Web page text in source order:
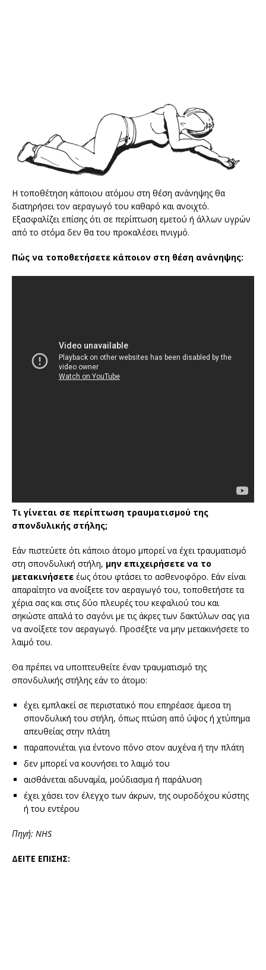
Η τοποθέτηση κάποιου ατόμου στη θέση ανάνηψης θα
διατηρήσει τον αεραγωγό του καθαρό και ανοιχτό.
Εξασφαλίζει επίσης ότι σε περίπτωση εμετού ή άλλων υγρών
από το στόμα δεν θα του προκαλέσει πνιγμό.
Πώς να τοποθετήσετε κάποιον στη θέση ανάνηψης:
Τι γίνεται σε περίπτωση τραυματισμού της
σπονδυλικής στήλης;
Εάν πιστεύετε ότι κάποιο άτομο μπορεί να έχει τραυματισμό
στη σπονδυλική στήλη, μην επιχειρήσετε να το
μετακινήσετε έως ότου φτάσει το ασθενοφόρο. Εάν είναι
απαραίτητο να ανοίξετε τον αεραγωγό του, τοποθετήστε τα
χέρια σας και στις δύο πλευρές του κεφαλιού του και
σηκώστε απαλά το σαγόνι με τις άκρες των δακτύλων σας για
να ανοίξετε τον αεραγωγό. Προσέξτε να μην μετακινήσετε το
λαιμό του.
Θα πρέπει να υποπτευθείτε έναν τραυματισμό της
σπονδυλικής στήλης εάν το άτομο:
έχει εμπλακεί σε περιστατικό που επηρέασε άμεσα τη
σπονδυλική του στήλη, όπως πτώση από ύψος ή χτύπημα
απευθείας στην πλάτη
παραπονιέται για έντονο πόνο στον αυχένα ή την πλάτη
δεν μπορεί να κουνήσει το λαιμό του
αισθάνεται αδυναμία, μούδιασμα ή παράλυση
έχει χάσει τον έλεγχο των άκρων, της ουροδόχου κύστης
ή του εντέρου
Πηγή: NHS
ΔΕΙΤΕ ΕΠΙΣΗΣ: